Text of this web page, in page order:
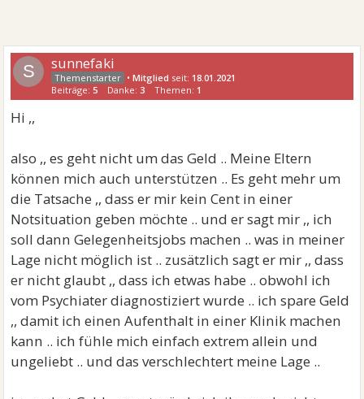
S sunnefaki
•Mitglied seit: 18.01.2021
Beiträge:5 Danke:3 Themen: 1
Hi ,,
also ,, es geht nicht um das Geld .. Meine Eltern
können mich auch unterstützen .. Es geht mehr um
die Tatsache ,, dass er mir kein Cent in einer
Notsituation geben möchte .. und er sagt mir ,, ich
soll dann Gelegenheitsjobs machen .. was in meiner
Lage nicht möglich ist .. zusätzlich sagt er mir ,, dass
er nicht glaubt ,, dass ich etwas habe .. obwohl ich
vom Psychiater diagnostiziert wurde .. ich spare Geld
,, damit ich einen Aufenthalt in einer Klinik machen
kann .. ich fühle mich einfach extrem allein und
ungeliebt .. und das verschlechtert meine Lage ..